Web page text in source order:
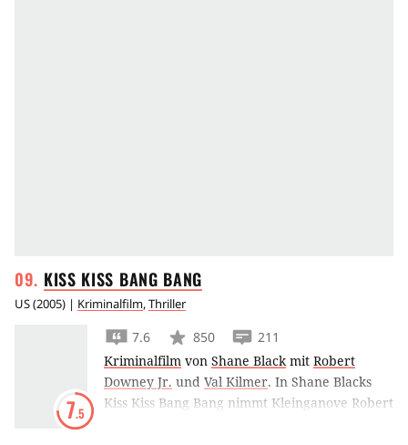
KISS KISS BANG BANG
US(2005) | Kriminalfilm,Thriller
7.5
7.6 850
211
Kriminalfilm von Shane Blackmit Robert
Downey Jr. und Val Kilmer. In Shane Blacks
Kiss Kiss Bang Bang nimmt Kleinganove Robert